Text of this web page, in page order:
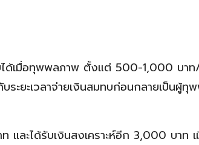
ได้เมื่อทุพพลภาพ ตั้งแต่ 500-1,000 บาท/
ระยะเวลาจ่ายเงินสมทบก่อนกลายเป็นผู้ทุ
และได้รับเงินสงเคราะห์อีก 3,000 บาท